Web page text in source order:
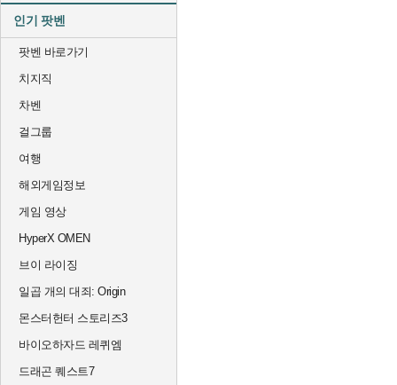
인기 팟벤
팟벤 바로가기
치지직
차벤
걸그룹
여행
해외게임정보
게임 영상
HyperX OMEN
브이 라이징
일곱 개의 대죄: Origin
몬스터헌터 스토리즈3
바이오하자드 레퀴엠
드래곤 퀘스트7